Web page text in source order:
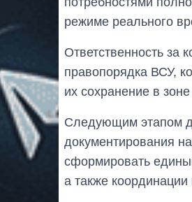
режиме реального
Ответственность за
правопорядка ВСУ,
их сохранение в
Следующим этапом
документирования
сформировать
а также